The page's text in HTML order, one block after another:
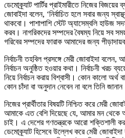
ডেমোক্র্যাট পার্টির প্রাইমারীতে নিজের
জোবাইদা বলেন, ‘নির্বাচিত হলে সবার জন্য
থাকবো। পাশাপাশি স্টেট অ্যাসেম্বলি হাউজ
করব। নাগরিকদের সম্পদের বৈষম্য নিয়ে সব
গরিবের সম্পদের ফারাক আমাদের জন্য
নির্বাচনী তহবিল প্রসঙ্গে মেরী জোবাইদা
নির্বাচন অনুষ্ঠিত হওয়ার কথা। নির্বাচনী খরচ
নিয়ে নির্বাচন করায় বিশ্বাসী। কোন কালো অর্থ
কোন চাঁদা বা অনুদান নেবেন না বলে তিনি
নিজের প্রার্থীতার বিষয়টি নিশ্চিত করে মেরী
আমাকে এত বেশি দিয়েছে যে, আমার মন থেকে
চাই। এ দেশের গণতন্ত্রকে আরো শক্তিশালী
ডেমোক্র্যাট হিসেবে উল্লেখ করে মেরী